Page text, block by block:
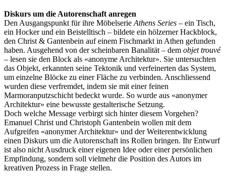
Diskurs um die Autorenschaft anregen
Den Ausgangspunkt für ihre Möbelserie Athens Series – ein Tisch,
ein Hocker und ein Beistelltisch – bildete ein hölzerner Hackblock,
den Christ & Gantenbein auf einem Fischmarkt in Athen gefunden
haben. Ausgehend von der scheinbaren Banalität – dem objet trouvé
– lesen sie den Block als «anonyme Architektur». Sie untersuchten
das Objekt, erkannten seine Tektonik und verfeinerten das System,
um einzelne Blöcke zu einer Fläche zu verbinden. Anschliessend
wurden diese verfremdet, indem sie mit einer feinen
Marmoranputzschicht bedeckt wurde. So wurde aus «anonymer
Architektur» eine bewusste gestalterische Setzung.
Doch welche Message verbirgt sich hinter diesem Vorgehen?
Emanuel Christ und Christoph Gantenbein wollen mit dem
Aufgreifen «anonymer Architektur» und der Weiterentwicklung
einen Diskurs um die Autorenschaft ins Rollen bringen. Ihr Entwurf
ist also nicht Ausdruck einer eigenen Idee oder einer persönlichen
Empfindung, sondern soll vielmehr die Position des Autors im
kreativen Prozess in Frage stellen.